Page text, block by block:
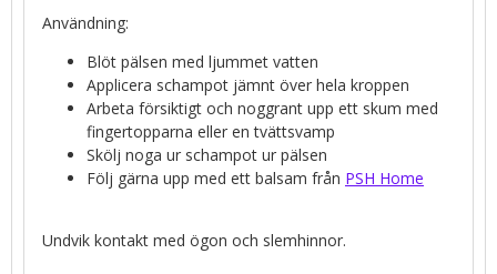
Användning:
Blöt pälsen med ljummet vatten
Applicera schampot jämnt över hela kroppen
Arbeta försiktigt och noggrant upp ett skum med
fingertopparna eller en tvättsvamp
Skölj noga ur schampot ur pälsen
Följ gärna upp med ett balsam från PSH Home
Undvik kontakt med ögon och slemhinnor.